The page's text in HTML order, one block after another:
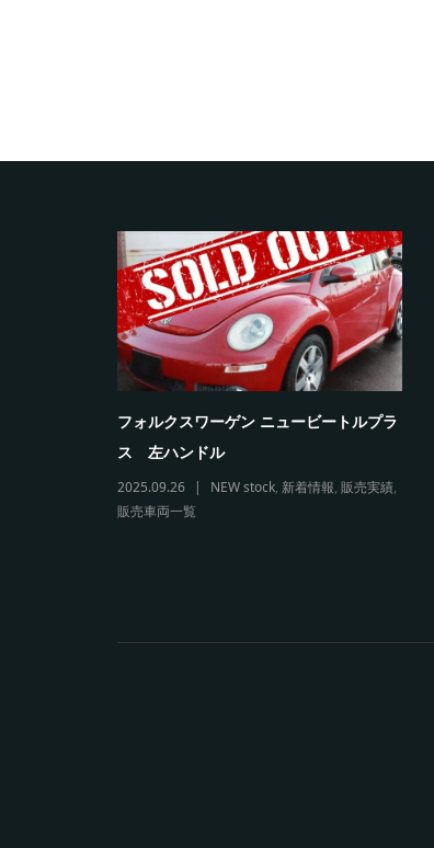
フォルクスワーゲン ニュービートルプラ
ス 左ハンドル
2025.09.26 NEW stock, 新着情報, 販売実績,
販売車両一覧